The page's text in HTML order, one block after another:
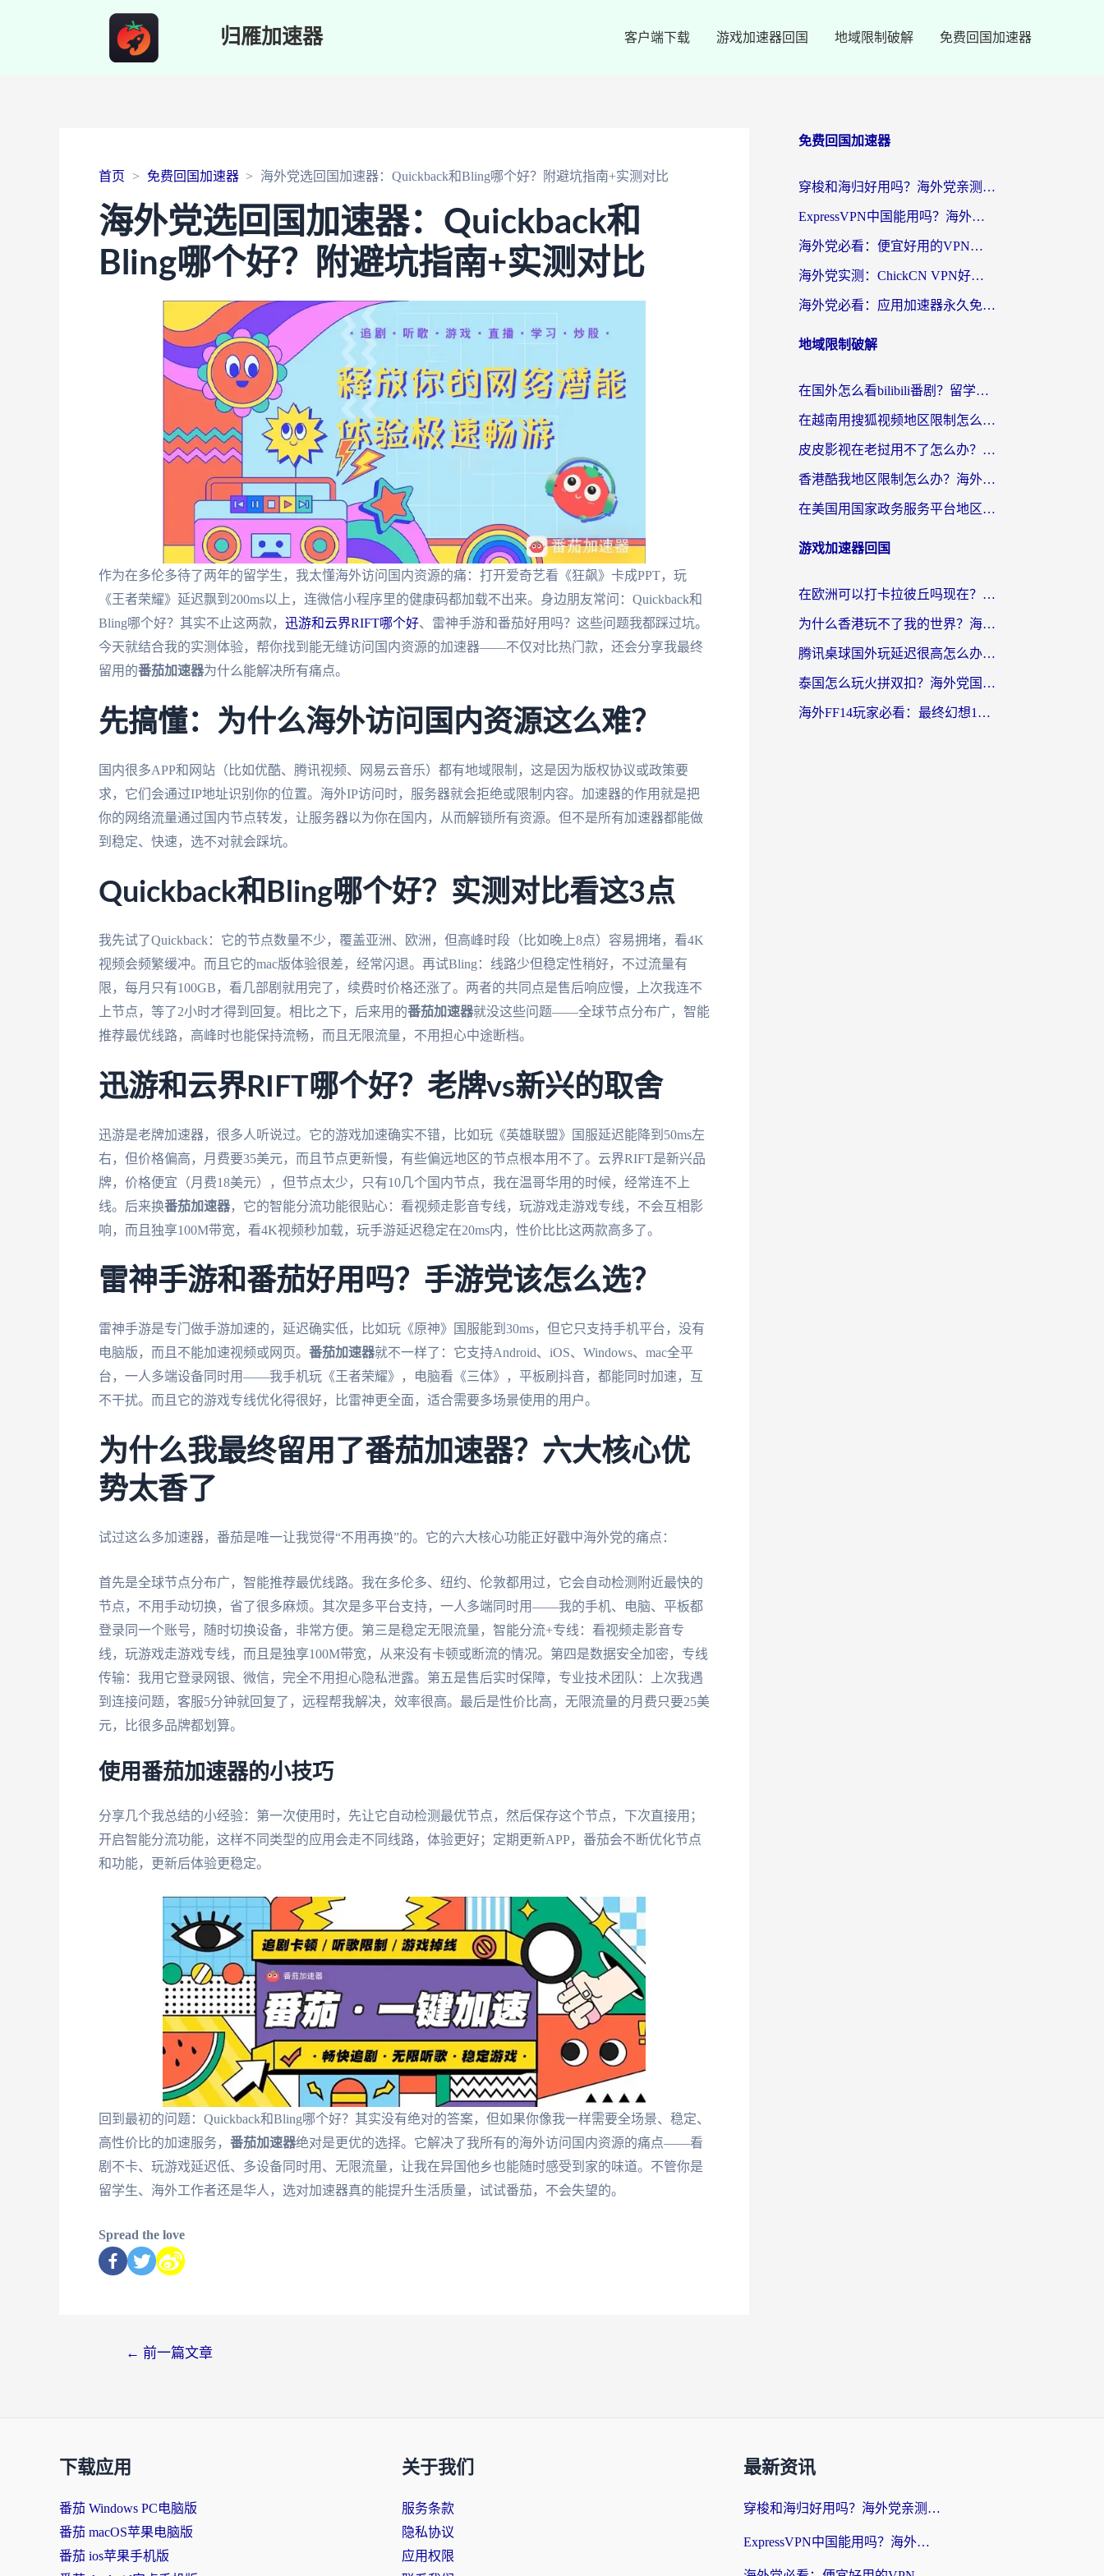
归雁加速器 客户端下载 游戏加速器回国 地域限制破解 免费回国加速器
首页 免费回国加速器 海外党选回国加速器：Quickback和Bling哪个好？附避坑指南+实测对比
海外党选回国加速器：Quickback和
Bling哪个好？附避坑指南+实测对比
作为在多伦多待了两年的留学生，我太懂海外访问国内资源的痛：打开爱奇艺看《狂飙》卡成PPT，玩
《王者荣耀》延迟飘到200ms以上，连微信小程序里的健康码都加载不出来。身边朋友常问：Quickback和
Bling哪个好？其实不止这两款， 迅游和云界RIFT哪个好、雷神手游和番茄好用吗？这些问题我都踩过坑。
今天就结合我的实测体验，帮你找到能无缝访问国内资源的加速器——不仅对比热门款，还会分享我最终
留用的番茄加速器为什么能解决所有痛点。
先搞懂：为什么海外访问国内资源这么难？
国内很多APP和网站（比如优酷、腾讯视频、网易云音乐）都有地域限制，这是因为版权协议或政策要
求，它们会通过IP地址识别你的位置。海外IP访问时，服务器就会拒绝或限制内容。加速器的作用就是把
你的网络流量通过国内节点转发，让服务器以为你在国内，从而解锁所有资源。但不是所有加速器都能做
到稳定、快速，选不对就会踩坑。
Quickback和Bling哪个好？实测对比看这3点
我先试了Quickback：它的节点数量不少，覆盖亚洲、欧洲，但高峰时段（比如晚上8点）容易拥堵，看4K
视频会频繁缓冲。而且它的mac版体验很差，经常闪退。再试Bling：线路少但稳定性稍好，不过流量有
限，每月只有100GB，看几部剧就用完了，续费时价格还涨了。两者的共同点是售后响应慢，上次我连不
上节点，等了2小时才得到回复。相比之下，后来用的番茄加速器就没这些问题——全球节点分布广，智能
推荐最优线路，高峰时也能保持流畅，而且无限流量，不用担心中途断档。
迅游和云界RIFT哪个好？老牌vs新兴的取舍
迅游是老牌加速器，很多人听说过。它的游戏加速确实不错，比如玩《英雄联盟》国服延迟能降到50ms左
右，但价格偏高，月费要35美元，而且节点更新慢，有些偏远地区的节点根本用不了。云界RIFT是新兴品
牌，价格便宜（月费18美元），但节点太少，只有10几个国内节点，我在温哥华用的时候，经常连不上
线。后来换番茄加速器，它的智能分流功能很贴心：看视频走影音专线，玩游戏走游戏专线，不会互相影
响，而且独享100M带宽，看4K视频秒加载，玩手游延迟稳定在20ms内，性价比比这两款高多了。
雷神手游和番茄好用吗？手游党该怎么选？
雷神手游是专门做手游加速的，延迟确实低，比如玩《原神》国服能到30ms，但它只支持手机平台，没有
电脑版，而且不能加速视频或网页。 番茄加速器就不一样了：它支持Android、iOS、Windows、mac全平
台，一人多端设备同时用——我手机玩《王者荣耀》，电脑看《三体》，平板刷抖音，都能同时加速，互
不干扰。而且它的游戏专线优化得很好，比雷神更全面，适合需要多场景使用的用户。
为什么我最终留用了番茄加速器？六大核心优
势太香了
试过这么多加速器，番茄是唯一让我觉得“不用再换”的。它的六大核心功能正好戳中海外党的痛点：
首先是全球节点分布广，智能推荐最优线路。我在多伦多、纽约、伦敦都用过，它会自动检测附近最快的
节点，不用手动切换，省了很多麻烦。其次是多平台支持，一人多端同时用——我的手机、电脑、平板都
登录同一个账号，随时切换设备，非常方便。第三是稳定无限流量，智能分流+专线：看视频走影音专
线，玩游戏走游戏专线，而且是独享100M带宽，从来没有卡顿或断流的情况。第四是数据安全加密，专线
传输：我用它登录网银、微信，完全不用担心隐私泄露。第五是售后实时保障，专业技术团队：上次我遇
到连接问题，客服5分钟就回复了，远程帮我解决，效率很高。最后是性价比高，无限流量的月费只要25美
元，比很多品牌都划算。
使用番茄加速器的小技巧
分享几个我总结的小经验：第一次使用时，先让它自动检测最优节点，然后保存这个节点，下次直接用；
开启智能分流功能，这样不同类型的应用会走不同线路，体验更好；定期更新APP，番茄会不断优化节点
和功能，更新后体验更稳定。
回到最初的问题：Quickback和Bling哪个好？其实没有绝对的答案，但如果你像我一样需要全场景、稳定、
高性价比的加速服务， 番茄加速器绝对是更优的选择。它解决了我所有的海外访问国内资源的痛点——看
剧不卡、玩游戏延迟低、多设备同时用、无限流量，让我在异国他乡也能随时感受到家的味道。不管你是
留学生、海外工作者还是华人，选对加速器真的能提升生活质量，试试番茄，不会失望的。
Spread the love
← 前一篇文章
免费回国加速器
穿梭和海归好用吗？海外党亲测：3步选对回国加速器，无缝刷国内剧玩手游
ExpressVPN中国能用吗？海外党翻回国内的加速器选择指南（附番茄加速器实测）
海外党必看：便宜好用的VPN怎么选？3步解决回国访问难题+Steam改区技巧
海外党实测：ChickCN VPN好用吗？和OurPlay VPN对比哪个回国效果更好？附避坑指南
海外党必看：应用加速器永久免费版真的靠谱吗？教你选对回国加速器无缝刷国内资源
地域限制破解
在国外怎么看bilibili番剧？留学生亲测有效的地域限制突破指南（附酷我酷狗音乐解决方法）
在越南用搜狐视频地区限制怎么办？3招解决海外看国内剧难题（附西瓜视频CCTV观看技巧）
皮皮影视在老挝用不了怎么办？3步解决海外看国内影视&财经的痛点
香港酷我地区限制怎么办？海外党亲测有效的回国加速方案来了
在美国用国家政务服务平台地区限制怎么办？海外华人必备的突破攻略（附追剧看片技巧）
游戏加速器回国
在欧洲可以打卡拉彼丘吗现在？海外党国服游戏加速器终极避坑指南
为什么香港玩不了我的世界？海外党国服游戏加速终极解决方案
腾讯桌球国外玩延迟很高怎么办？海外党亲测有效的国服游戏加速指南
泰国怎么玩火拼双扣？海外党国服游戏加速终极指南（附暗区突围植物大战僵尸实测）
海外FF14玩家必看：最终幻想14国外加速器下载安装全攻略+卡顿解决秘籍
下载应用
番茄 Windows PC电脑版
番茄 macOS苹果电脑版
番茄 ios苹果手机版
关于我们
服务条款
隐私协议
应用权限
最新资讯
穿梭和海归好用吗？海外党亲测：3步选对回国加速器，无缝刷国内剧玩手游
ExpressVPN中国能用吗？海外党翻回国内的加速器选择指南（附番茄加速器实测）